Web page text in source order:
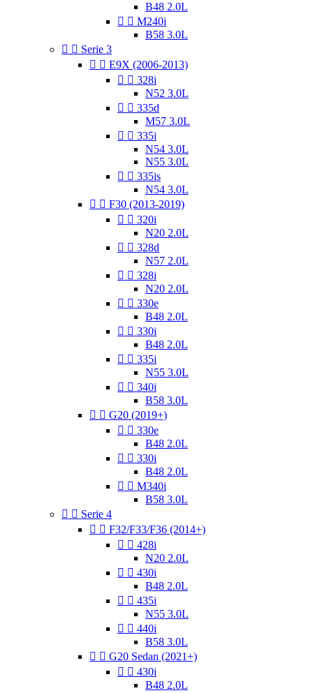
B48 2.0L
  M240i
B58 3.0L
  Serie 3
  E9X (2006-2013)
  328i
N52 3.0L
  335d
M57 3.0L
  335i
N54 3.0L
N55 3.0L
  335is
N54 3.0L
  F30 (2013-2019)
  320i
N20 2.0L
  328d
N57 2.0L
  328i
N20 2.0L
  330e
B48 2.0L
  330i
B48 2.0L
  335i
N55 3.0L
  340i
B58 3.0L
  G20 (2019+)
  330e
B48 2.0L
  330i
B48 2.0L
  M340i
B58 3.0L
  Serie 4
  F32/F33/F36 (2014+)
  428i
N20 2.0L
  430i
B48 2.0L
  435i
N55 3.0L
  440i
B58 3.0L
  G20 Sedan (2021+)
  430i
B48 2.0L